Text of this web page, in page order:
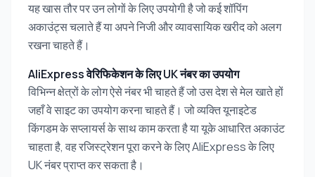
यह खास तौर पर उन लोगों के लिए उपयोगी है जो कई शॉपिंग
अकाउंट्स चलाते हैं या अपने निजी और व्यावसायिक खरीद को अलग
रखना चाहते हैं।
AliExpress वेरिफिकेशन के लिए UK नंबर का उपयोग
विभिन्न क्षेत्रों के लोग ऐसे नंबर भी चाहते हैं जो उस देश से मेल खाते हों
जहाँ वे साइट का उपयोग करना चाहते हैं। जो व्यक्ति यूनाइटेड
किंगडम के सप्लायर्स के साथ काम करता है या यूके आधारित अकाउंट
चाहता है, वह रजिस्ट्रेशन पूरा करने के लिए AliExpress के लिए
UK नंबर प्राप्त कर सकता है।